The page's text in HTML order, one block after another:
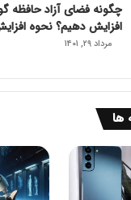
چگونه فضای آزاد حافظه
افزایش دهیم؟ نحوه
مرداد ۲۹, ۱۴۰۱
ها